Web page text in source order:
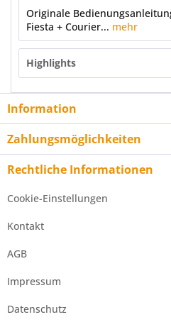
Originale
Fiesta + Courier... mehr
Highlights
Information
Zahlungsmöglichkeiten
Rechtliche Informationen
Cookie-Einstellungen
Kontakt
AGB
Impressum
Datenschutz